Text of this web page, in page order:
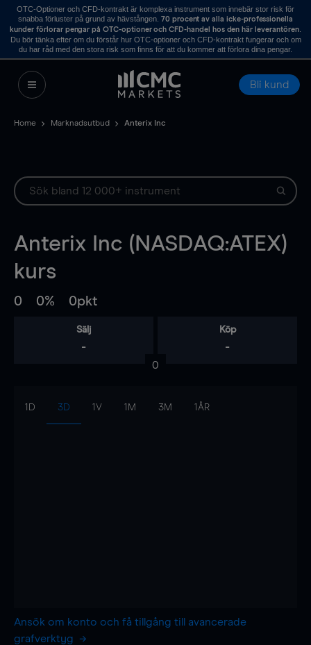
OTC-Optioner och CFD-kontrakt är komplexa instrument som innebär stor risk för
snabba förluster på grund av hävstången. 70 procent av alla icke-professionella
kunder förlorar pengar på OTC-optioner och CFD-handel hos den här leverantören.
Du bör tänka efter om du förstår hur OTC-optioner och CFD-kontrakt fungerar och om
du har råd med den stora risk som finns för att du kommer att förlora dina pengar.
Bli kund
Home Marknadsutbud Anterix Inc
Anterix Inc (NASDAQ:ATEX)
kurs
0 0% 0pkt
Sälj
-
Köp
-
0
1D 3D 1V 1M 3M 1ÅR
Ansök om konto och få tillgång till avancerade
grafverktyg